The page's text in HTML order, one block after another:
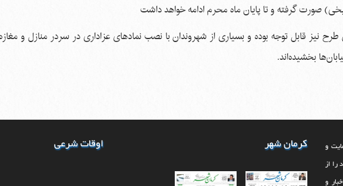
صورت گرفته و تا پایان ماه محرم ادامه خواهد داشت
نیز قابل توجه بوده و بسیاری از شهروندان با نصب نمادهای عزاداری در سردر منازل و
بخشیده‌اند.
و
را از
و
کرمان شهر اوقات شرعی